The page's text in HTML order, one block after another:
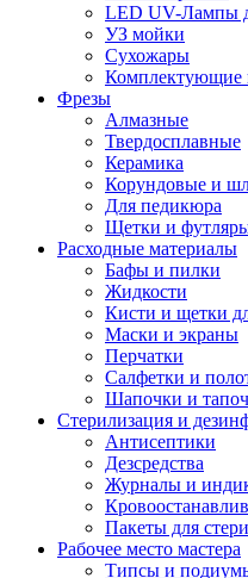
LED UV-Лампы
УЗ мойки
Сухожары
Комплектующие
Фрезы
Алмазные
Твердосплавные
Керамика
Корундовые и
Для педикюра
Щетки и
Расходные материалы
Бафы и пилки
Жидкости
Кисти и щетки
Маски и экраны
Перчатки
Салфетки и
Шапочки и
Стерилизация и
Антисептики
Дезсредства
Журналы и
Пакеты для
Рабочее место мастера
Типсы и